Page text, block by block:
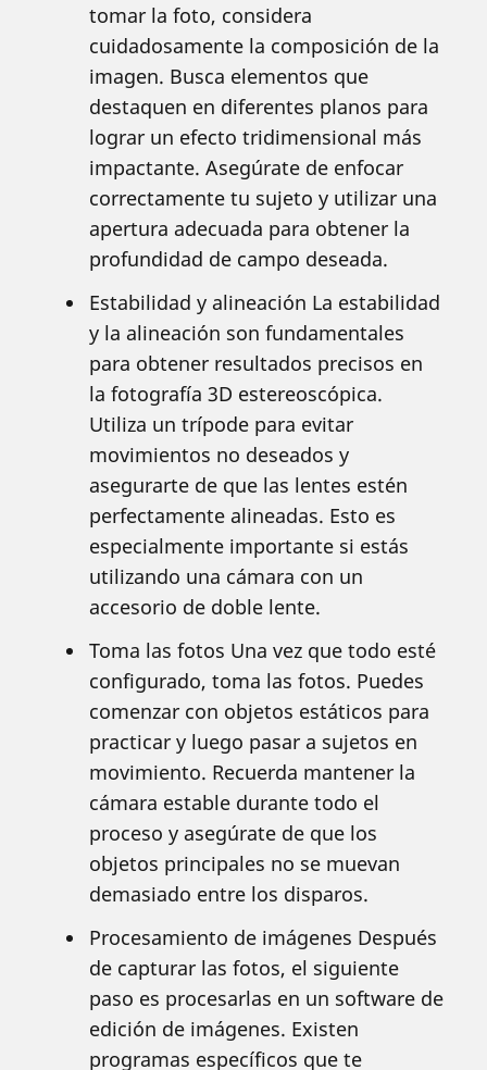
tomar la foto, considera
cuidadosamente la composición de la
imagen. Busca elementos que
destaquen en diferentes planos para
lograr un efecto tridimensional más
impactante. Asegúrate de enfocar
correctamente tu sujeto y utilizar una
apertura adecuada para obtener la
profundidad de campo deseada.
Estabilidad y alineación La estabilidad
y la alineación son fundamentales
para obtener resultados precisos en
la fotografía 3D estereoscópica.
Utiliza un trípode para evitar
movimientos no deseados y
asegurarte de que las lentes estén
perfectamente alineadas. Esto es
especialmente importante si estás
utilizando una cámara con un
accesorio de doble lente.
Toma las fotos Una vez que todo esté
configurado, toma las fotos. Puedes
comenzar con objetos estáticos para
practicar y luego pasar a sujetos en
movimiento. Recuerda mantener la
cámara estable durante todo el
proceso y asegúrate de que los
objetos principales no se muevan
demasiado entre los disparos.
Procesamiento de imágenes Después
de capturar las fotos, el siguiente
paso es procesarlas en un software de
edición de imágenes. Existen
programas específicos que te